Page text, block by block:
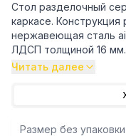
Стол разделочный
каркасе.
нержавеющая сталь
ЛДСП толщиной 16 мм.
4х сторон -
Читать далее
Размер без упаковки